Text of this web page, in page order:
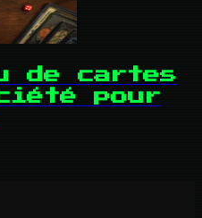
de cartes
pour